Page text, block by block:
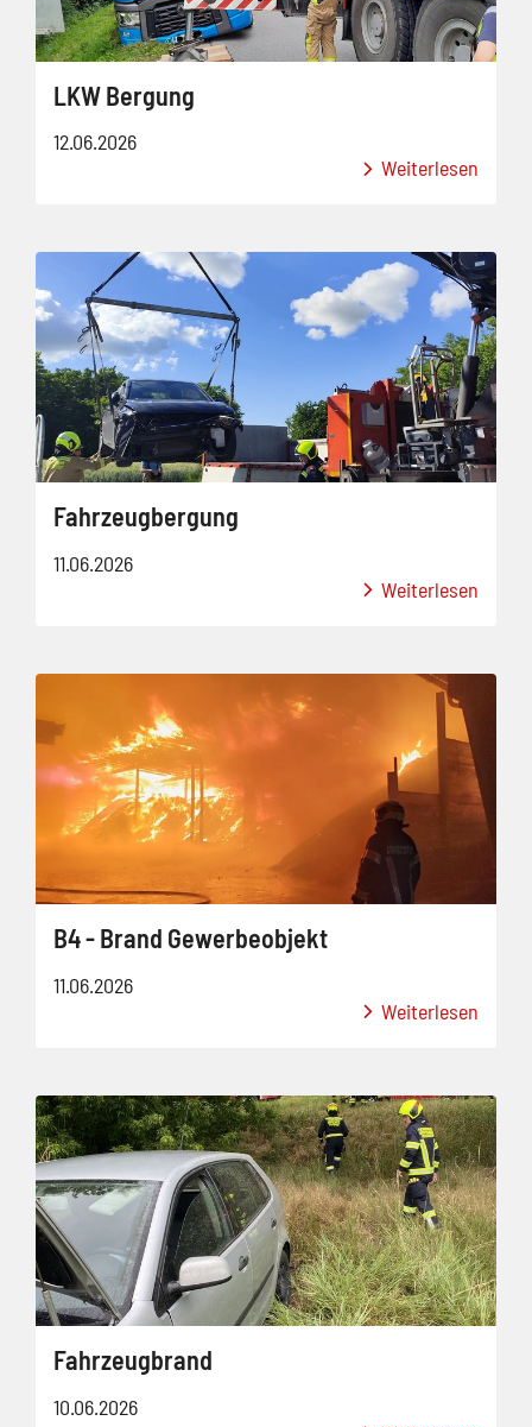
LKW Bergung
12.06.2026
Weiterlesen
Fahrzeugbergung
11.06.2026
Weiterlesen
B4 - Brand Gewerbeobjekt
11.06.2026
Weiterlesen
Fahrzeugbrand
10.06.2026